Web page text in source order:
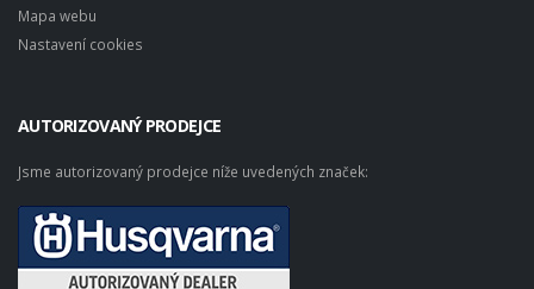
Mapa webu
Nastavení cookies
AUTORIZOVANÝ PRODEJCE
Jsme autorizovaný prodejce níže uvedených značek: